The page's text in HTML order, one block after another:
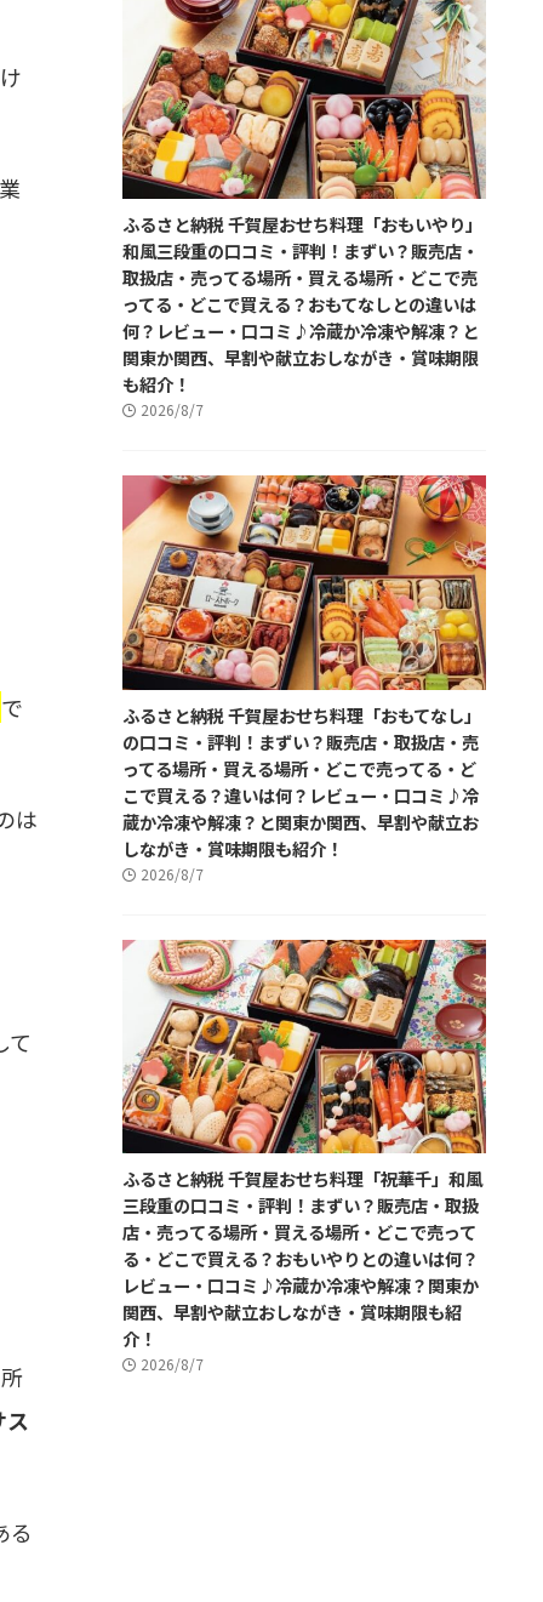
で
は
て
ス
る
ふるさと納税 千賀屋おせち料理「おもいやり」
和風三段重の口コミ・評判！まずい？販売店・
取扱店・売ってる場所・買える場所・どこで売
ってる・どこで買える？おもてなしとの違いは
何？レビュー・口コミ♪冷蔵か冷凍や解凍？と
関東か関西、早割や献立おしながき・賞味期限
も紹介！
2026/8/7
ふるさと納税 千賀屋おせち料理「おもてなし」
の口コミ・評判！まずい？販売店・取扱店・売
ってる場所・買える場所・どこで売ってる・ど
こで買える？違いは何？レビュー・口コミ♪冷
蔵か冷凍や解凍？と関東か関西、早割や献立お
しながき・賞味期限も紹介！
2026/8/7
ふるさと納税 千賀屋おせち料理「祝華千」和風
三段重の口コミ・評判！まずい？販売店・取扱
店・売ってる場所・買える場所・どこで売って
る・どこで買える？おもいやりとの違いは何？
レビュー・口コミ♪冷蔵か冷凍や解凍？関東か
関西、早割や献立おしながき・賞味期限も紹
介！
2026/8/7